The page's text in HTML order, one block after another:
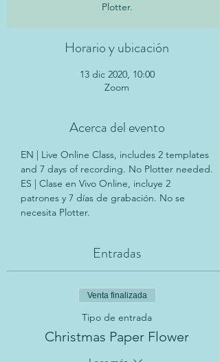
Plotter.
Horario y ubicación
13 dic 2020, 10:00
Zoom
Acerca del evento
EN | Live Online Class, includes 2 templates
and 7 days of recording. No Plotter needed.
ES | Clase en Vivo Online, incluye 2
patrones y 7 días de grabación. No se
necesita Plotter.
Entradas
Venta finalizada
Tipo de entrada
Christmas Paper Flower